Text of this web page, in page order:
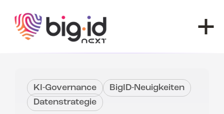
KI-Governance
BigID-Neuigkeiten
Datenstrategie